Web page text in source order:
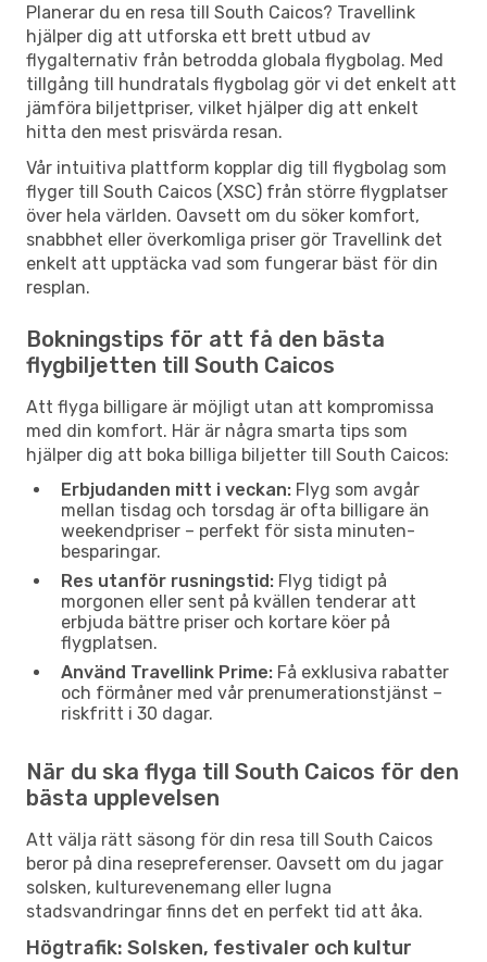
Planerar du en resa till South Caicos? Travellink
hjälper dig att utforska ett brett utbud av
flygalternativ från betrodda globala flygbolag. Med
tillgång till hundratals flygbolag gör vi det enkelt att
jämföra biljettpriser, vilket hjälper dig att enkelt
hitta den mest prisvärda resan.
Vår intuitiva plattform kopplar dig till flygbolag som
flyger till South Caicos (XSC) från större flygplatser
över hela världen. Oavsett om du söker komfort,
snabbhet eller överkomliga priser gör Travellink det
enkelt att upptäcka vad som fungerar bäst för din
resplan.
Bokningstips för att få den bästa
flygbiljetten till South Caicos
Att flyga billigare är möjligt utan att kompromissa
med din komfort. Här är några smarta tips som
hjälper dig att boka billiga biljetter till South Caicos:
Erbjudanden mitt i veckan: Flyg som avgår
mellan tisdag och torsdag är ofta billigare än
weekendpriser – perfekt för sista minuten-
besparingar.
Res utanför rusningstid: Flyg tidigt på
morgonen eller sent på kvällen tenderar att
erbjuda bättre priser och kortare köer på
flygplatsen.
Använd Travellink Prime: Få exklusiva rabatter
och förmåner med vår prenumerationstjänst –
riskfritt i 30 dagar.
När du ska flyga till South Caicos för den
bästa upplevelsen
Att välja rätt säsong för din resa till South Caicos
beror på dina resepreferenser. Oavsett om du jagar
solsken, kulturevenemang eller lugna
stadsvandringar finns det en perfekt tid att åka.
Högtrafik: Solsken, festivaler och kultur